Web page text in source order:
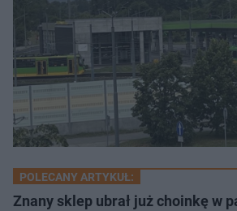
POLECANY ARTYKUŁ:
Znany sklep ubrał już choinkę w